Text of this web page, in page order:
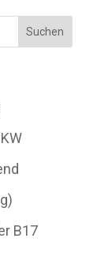
Suchen
B17